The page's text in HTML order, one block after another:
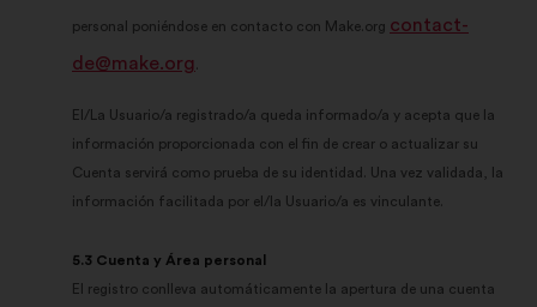
personal poniéndose en contacto con Make.org contact-
de@make.org
El/La Usuario/a registrado/a queda informado/a y acepta que la
información proporcionada con el fin de crear o actualizar su
Cuenta servirá como prueba de su identidad. Una vez validada, la
información facilitada por el/la Usuario/a es vinculante.
5.3 Cuenta y Área personal
El registro conlleva automáticamente la apertura de una cuenta